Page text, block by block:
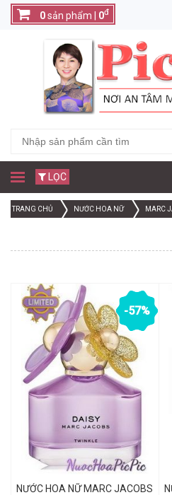
0sản phẩm | 0đ
LỌC
TRANG CHỦ NƯỚC HOA NỮ MARC
-57%
NƯỚC HOA NỮ MARC JACOBS